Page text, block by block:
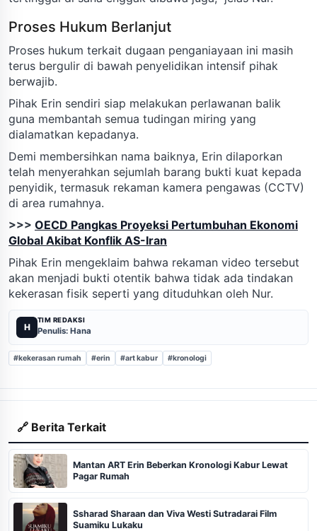
Proses Hukum Berlanjut
Proses hukum terkait dugaan penganiayaan ini masih
terus bergulir di bawah penyelidikan intensif pihak
berwajib.
Pihak Erin sendiri siap melakukan perlawanan balik
guna membantah semua tudingan miring yang
dialamatkan kepadanya.
Demi membersihkan nama baiknya, Erin dilaporkan
telah menyerahkan sejumlah barang bukti kuat kepada
penyidik, termasuk rekaman kamera pengawas (CCTV)
di area rumahnya.
>>> OECD Pangkas Proyeksi Pertumbuhan Ekonomi
Global Akibat Konflik AS-Iran
Pihak Erin mengeklaim bahwa rekaman video tersebut
akan menjadi bukti otentik bahwa tidak ada tindakan
kekerasan fisik seperti yang dituduhkan oleh Nur.
H
TIM REDAKSI
Penulis: Hana
#kekerasan rumah #erin #art kabur #kronologi
🔗 Berita Terkait
Mantan ART Erin Beberkan Kronologi Kabur Lewat
Pagar Rumah
Ssharad Sharaan dan Viva Westi Sutradarai Film
Suamiku Lukaku